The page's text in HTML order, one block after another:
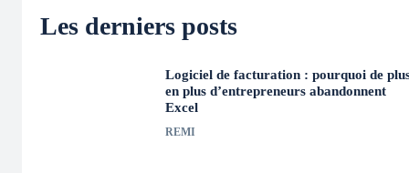
Les derniers posts
Logiciel de facturation : pourquoi de
en plus d’entrepreneurs abandonnent
Excel
REMI